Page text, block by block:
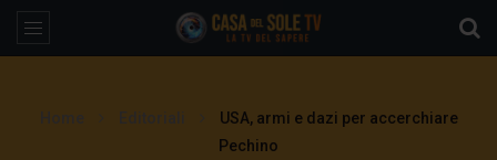
USA, armi e dazi per accerchiare
Pechino